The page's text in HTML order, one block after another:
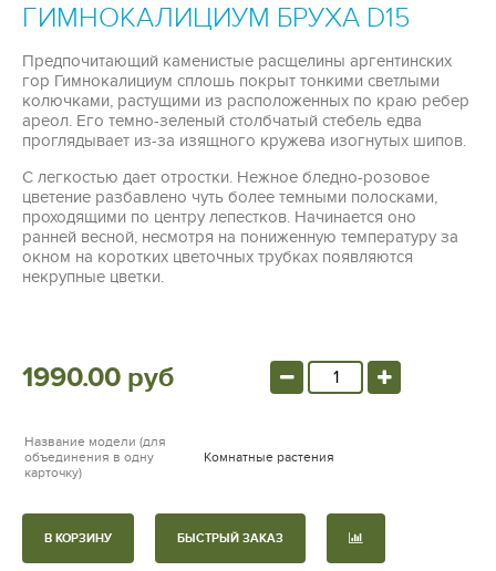
ГИМНОКАЛИЦИУМ БРУХА D15
Предпочитающий каменистые расщелины аргентинских
гор Гимнокалициум сплошь покрыт тонкими светлыми
колючками, растущими из расположенных по краю ребер
ареол. Его темно-зеленый столбчатый стебель едва
проглядывает из-за изящного кружева изогнутых шипов.
С легкостью дает отростки. Нежное бледно-розовое
цветение разбавлено чуть более темными полосками,
проходящими по центру лепестков. Начинается оно
ранней весной, несмотря на пониженную температуру за
окном на коротких цветочных трубках появляются
некрупные цветки.
1990.00 руб
Название модели (для
объединения в одну
карточку)
Комнатные растения
В КОРЗИНУ БЫСТРЫЙ ЗАКАЗ